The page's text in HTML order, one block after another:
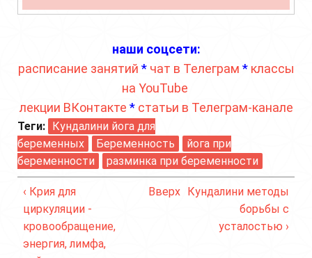
наши соцсети:
расписание занятий * чат в Телеграм * классы
на YouTube
лекции ВКонтакте * статьи в Телеграм-канале
Теги:
Кундалини йога для
беременных
Беременность
йога при
беременности
разминка при беременности
‹ Крия для
циркуляции -
кровообращение,
энергия, лимфа,
Вверх
Кундалини методы
борьбы с
усталостью ›